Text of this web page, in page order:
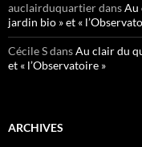
auclairduquartierdansAu
jardin bio » et «
Cécile SdansAu clair du
et « l’Observatoire »
ARCHIVES